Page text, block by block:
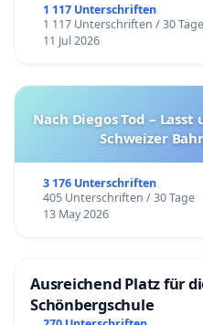
1 117 Unterschriften
1 117 Unterschriften / 30 Tage
11 Jul 2026
Nach Diegos Tod –
Schweizer
3 176 Unterschriften
405 Unterschriften / 30 Tage
13 May 2026
Ausreichend Platz für
Schönbergschule